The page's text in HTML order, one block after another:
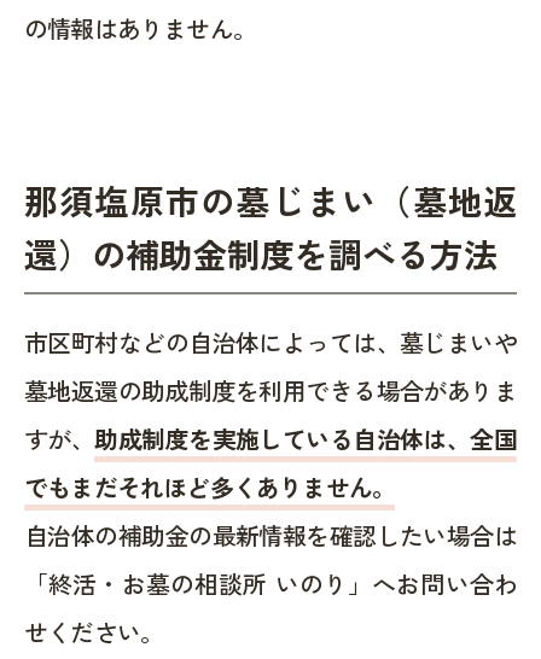
の情報はありません。
那須塩原市の墓じまい（墓地返
還）の補助金制度を調べる方法
市区町村などの自治体によっては、墓じまいや
墓地返還の助成制度を利用できる場合がありま
すが、助成制度を実施している自治体は、全国
でもまだそれほど多くありません。
自治体の補助金の最新情報を確認したい場合は
「終活・お墓の相談所 いのり」へお問い合わ
せください。